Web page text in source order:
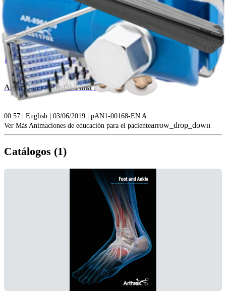
play_circle
Anterolateral Distal Tibia Plate
00:57 | English | 03/06/2019 | pAN1-00168-EN A
Ver Más Animaciones de educación para el pacientearrow_drop_down
Catálogos (1)